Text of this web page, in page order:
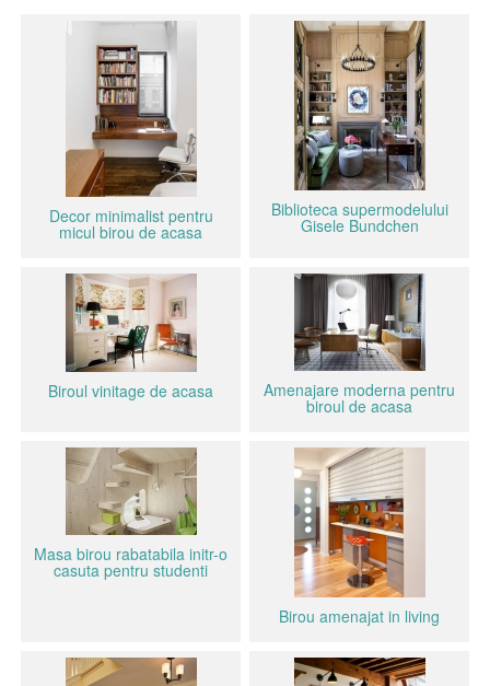
Decor minimalist pentru
micul birou de acasa
Biblioteca supermodelului
Gisele Bundchen
Biroul vinitage de acasa Amenajare moderna pentru
biroul de acasa
Masa birou rabatabila initr-o
casuta pentru studenti
Birou amenajat in living